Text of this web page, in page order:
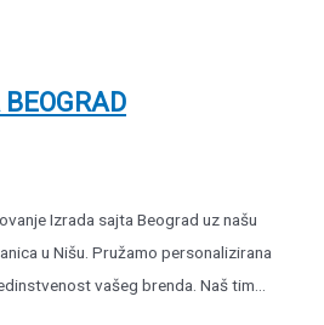
Izrada sajta Beograd uz našu
u Nišu. Pružamo personalizirana
vašeg brenda. Naš tim...